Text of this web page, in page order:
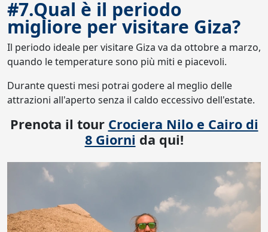
#7.Qual è il periodo
migliore per visitare Giza?
Il periodo ideale per visitare Giza va da ottobre a marzo,
quando le temperature sono più miti e piacevoli.
Durante questi mesi potrai godere al meglio delle
attrazioni all'aperto senza il caldo eccessivo dell'estate.
Prenota il tour Crociera Nilo e Cairo di
8 Giorni da qui!